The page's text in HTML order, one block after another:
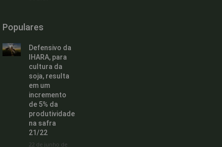
Populares
Defensivo da
IHARA, para
cultura da
soja, resulta
em um
incremento
de 5% da
produtividade
na safra
21/22
22 de junho de